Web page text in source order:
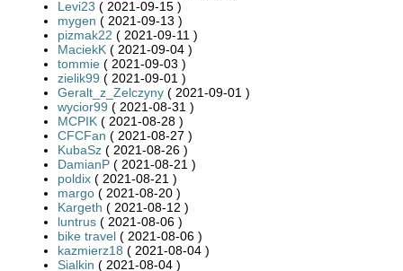
Levi23 ( 2021-09-15 )
mygen ( 2021-09-13 )
pizmak22 ( 2021-09-11 )
MaciekK ( 2021-09-04 )
tommie ( 2021-09-03 )
zielik99 ( 2021-09-01 )
Geralt_z_Zelczyny ( 2021-09-01 )
wycior99 ( 2021-08-31 )
MCPIK ( 2021-08-28 )
CFCFan ( 2021-08-27 )
KubaSz ( 2021-08-26 )
DamianP ( 2021-08-21 )
poldix ( 2021-08-21 )
margo ( 2021-08-20 )
Kargeth ( 2021-08-12 )
luntrus ( 2021-08-06 )
bike travel ( 2021-08-06 )
kazmierz18 ( 2021-08-04 )
Sialkin ( 2021-08-04 )